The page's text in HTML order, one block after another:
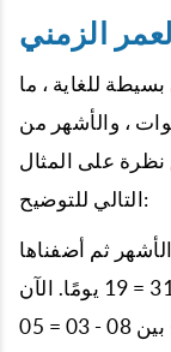
للغاية ، ما
، والأشهر من
نظرة على المثال
التالي للتوضيح:
30 يومًا من الأشهر ثم أضفناها
إلى عدد الأيام ، لذا 20 + 31 = 51 و 51 - 31 = 19 يومًا. الآن
قمنا بطرح الأشهر من الأشهر التي تتراوح بين 08 - 03 = 05